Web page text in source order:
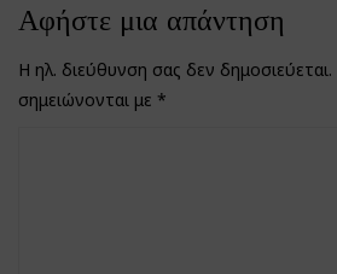
Αφήστε μια απάντηση
Η ηλ. διεύθυνση σας δεν δημοσιεύεται.
σημειώνονται με *